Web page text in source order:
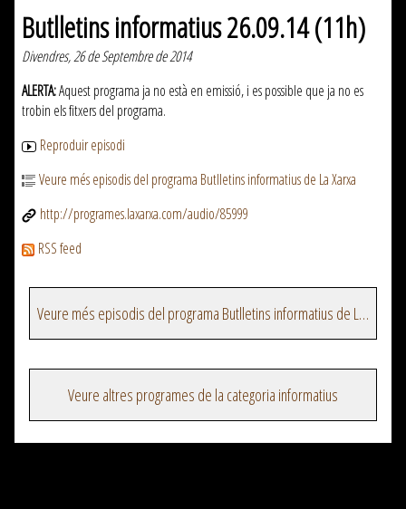
Butlletins informatius 26.09.14 (11h)
Divendres, 26 de Septembre de 2014
ALERTA:Aquest programa ja no està en emissió, i es possible que ja no es
trobin els fitxers del programa.
Reproduir episodi
Veure més episodis del programa Butlletins informatius de La Xarxa
http://programes.laxarxa.com/audio/85999
RSS feed
Veure més episodis del programa Butlletins informatius de La Xarxa
Veure altres programes de la categoria informatius